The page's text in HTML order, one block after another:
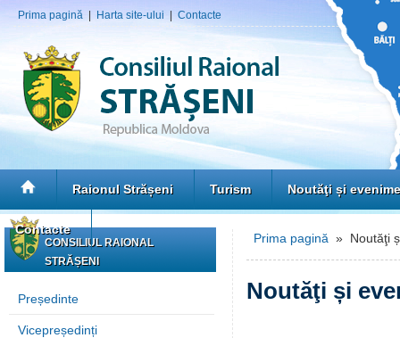
Prima pagină Harta site-ului Contacte
Raionul Strășeni Turism Noutăţi și
Contacte
CONSILIUL RAIONAL
STRĂȘENI
Președinte
Vicepreședinți
Prima pagină » Noutăţi
Noutăţi și